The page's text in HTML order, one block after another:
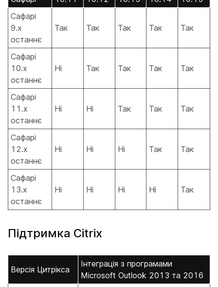
Сафарі
9.x
останнє
Так Так Так Так Так
Сафарі
10.x
останнє
Ні Так Так Так Так
Сафарі
11.x
останнє
Ні Ні Так Так Так
Сафарі
12.x
останнє
Ні Ні Ні Так Так
Сафарі
13.x
останнє
Ні Ні Ні Ні Так
Підтримка Citrix
Версія Цитрікса
Інтеграція з програмами
Microsoft Outlook 2013 та 2016